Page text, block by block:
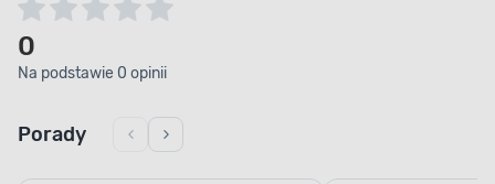
0
Na podstawie 0 opinii
Porady